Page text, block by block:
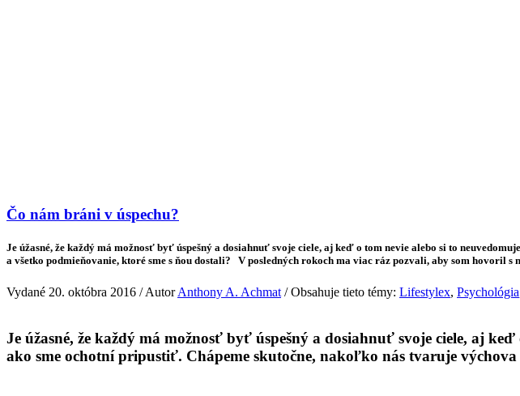
Čo nám bráni v úspechu?
Je úžasné, že každý má možnosť byť úspešný a dosiahnuť svoje ciele, aj keď o tom nevie alebo si to
a všetko podmieňovanie, ktoré sme s ňou dostali? V posledných rokoch ma viac ráz pozvali, aby som hovoril s
Vydané 20. októbra 2016 / AutorAnthony A. Achmat / Obsahuje tieto témy: Lifestylex, Psychológia
Je úžasné, že každý má možnosť byť úspešný a dosiahnuť svoje ciele, aj
ako sme ochotní pripustiť. Chápeme skutočne, nakoľko nás tvaruje